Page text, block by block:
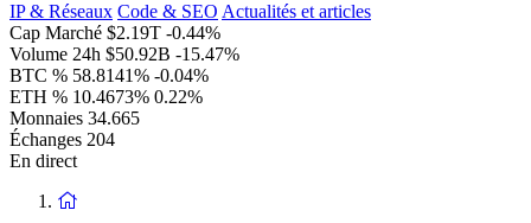
IP & Réseaux Code & SEO Actualités et articles
Cap Marché $2.19T -0.44%
Volume 24h $50.92B -15.47%
BTC % 58.8141% -0.04%
ETH % 10.4673% 0.22%
Monnaies 34.665
Échanges 204
En direct